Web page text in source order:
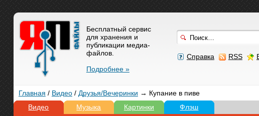
Справка RSS
Бесплатный сервис
для хранения и
публикации медиа-
файлов.
Подробнее »
Главная / Видео/ Друзья/Вечеринки → Купание в пиве
Видео
Музыка Картинки Флэш